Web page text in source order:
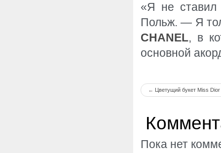
«Я не ставил
Польж. — Я
CHANEL, в
основной
← Цветущий букет Miss
Пока нет